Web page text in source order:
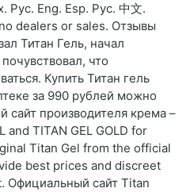
Рус. Eng. Esp. Рус. 中文.
dealers or sales. Отзывы
Титан Гель, начал
что
Купить Титан гель
за 990 рублей можно
сайт производителя крема –
TITAN GEL GOLD for
Titan Gel from the official
best prices and discreet
Официальный сайт Titan